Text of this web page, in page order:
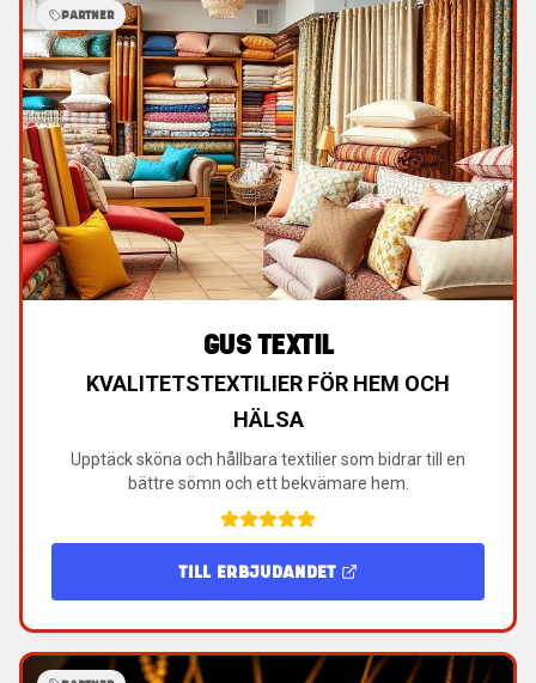
PARTNER
GUS TEXTIL
KVALITETSTEXTILIER FÖR HEM OCH
HÄLSA
Upptäck sköna och hållbara textilier som bidrar till en
bättre sömn och ett bekvämare hem.
TILL ERBJUDANDET